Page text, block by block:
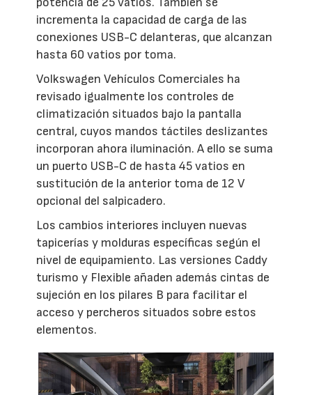
incrementa la capacidad de carga de las
conexiones USB-C delanteras, que alcanzan
hasta 60 vatios por toma.
Volkswagen Vehículos Comerciales ha
revisado igualmente los controles de
climatización situados bajo la pantalla
central, cuyos mandos táctiles deslizantes
incorporan ahora iluminación. A ello se suma
un puerto USB-C de hasta 45 vatios en
sustitución de la anterior toma de 12 V
opcional del salpicadero.
Los cambios interiores incluyen nuevas
tapicerías y molduras específicas según el
nivel de equipamiento. Las versiones Caddy
turismo y Flexible añaden además cintas de
sujeción en los pilares B para facilitar el
acceso y percheros situados sobre estos
elementos.